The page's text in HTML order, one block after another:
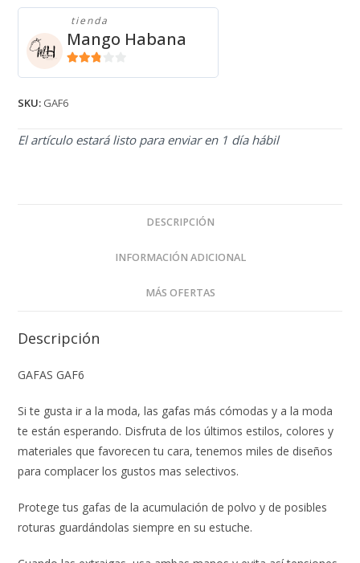
tienda
Mango Habana
SKU: GAF6
El artículo estará listo para enviar en 1 día hábil
DESCRIPCIÓN
INFORMACIÓN ADICIONAL
MÁS OFERTAS
Descripción
GAFAS GAF6
Si te gusta ir a la moda, las gafas más cómodas y a la moda
te están esperando. Disfruta de los últimos estilos, colores y
materiales que favorecen tu cara, tenemos miles de diseños
para complacer los gustos mas selectivos.
Protege tus gafas de la acumulación de polvo y de posibles
roturas guardándolas siempre en su estuche.